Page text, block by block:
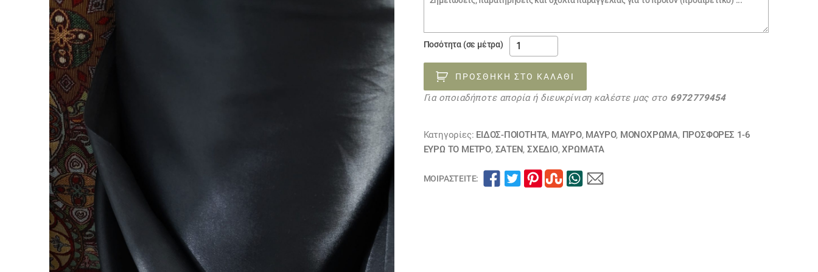
€6.00.
Ποσότητα (σε μέτρα)
ΎΦΑΣΜΑ
ΠΡΟΣΦΟΡΆ
ΜΑΎΡΟ
ΕΛΑΣΤΙΚΌ
ΣΑΤΈΝ
ποσότητα
ΠΡΟΣΘΉΚΗ ΣΤΟ ΚΑΛΆΘΙ
Για οποιαδήποτε απορία ή διευκρίνιση καλέστε μας στο 6972779454
Κατηγορίες: ΕΙΔΟΣ-ΠΟΙΟΤΗΤΑ, ΜΑΥΡΟ, ΜΑΥΡΟ, ΜΟΝΌΧΡΩΜΑ, ΠΡΟΣΦΟΡΕΣ 1-6
ΕΥΡΩ ΤΟ ΜΕΤΡΟ, ΣΑΤΈΝ,ΣΧΕΔΙΟ,ΧΡΏΜΑΤΑ
ΜΟΙΡΑΣΤΕΊΤΕ: